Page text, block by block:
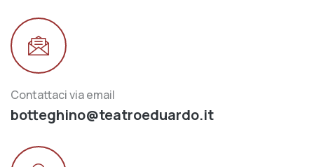
Contattaci via email
botteghino@teatroeduardo.it